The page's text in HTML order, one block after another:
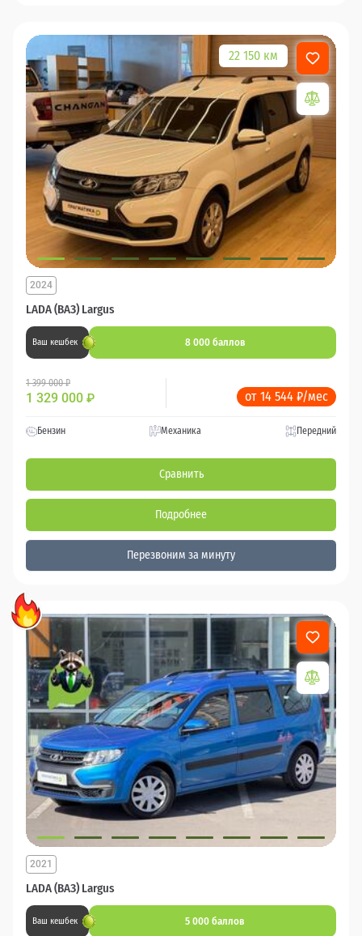
22 150 км
LADA (ВАЗ) Largus
2024
Ваш кешбек 8 000 баллов
1 399 000 ₽
1 329 000 ₽ от 14 544 ₽/мес
Бензин Механика Передний
Сравнить
Подробнее
Перезвоним за минуту
LADA (ВАЗ) Largus
2021
Ваш кешбек 5 000 баллов